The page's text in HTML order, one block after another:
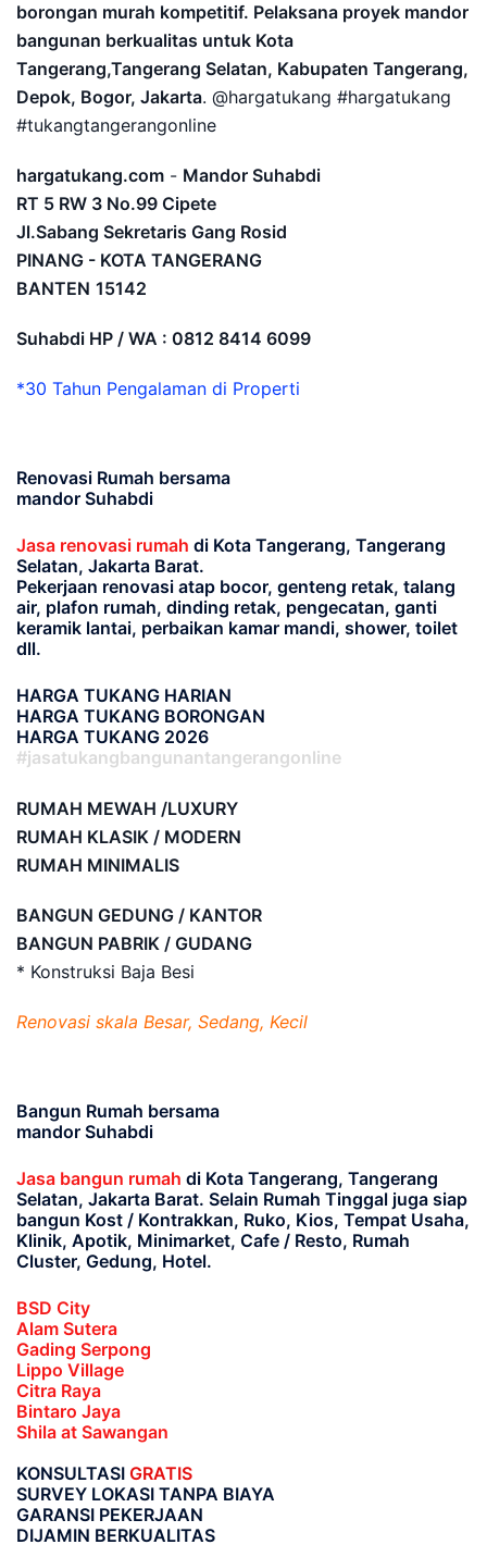
borongan murah kompetitif. Pelaksana proyek mandor
bangunan berkualitas untuk Kota
Tangerang,Tangerang Selatan, Kabupaten Tangerang,
Depok, Bogor, Jakarta. @hargatukang #hargatukang
#tukangtangerangonline
hargatukang.com - Mandor Suhabdi
RT 5 RW 3 No.99 Cipete
Jl.Sabang Sekretaris Gang Rosid
PINANG - KOTA TANGERANG
BANTEN 15142
Suhabdi HP / WA : 0812 8414 6099
*30 Tahun Pengalaman di Properti
Renovasi Rumah bersama
mandor Suhabdi
Jasa renovasi rumah di Kota Tangerang, Tangerang
Selatan, Jakarta Barat.
Pekerjaan renovasi atap bocor, genteng retak, talang
air, plafon rumah, dinding retak, pengecatan, ganti
keramik lantai, perbaikan kamar mandi, shower, toilet
dll.
HARGA TUKANG HARIAN
HARGA TUKANG BORONGAN
HARGA TUKANG 2026
#jasatukangbangunantangerangonline
RUMAH MEWAH /LUXURY
RUMAH KLASIK / MODERN
RUMAH MINIMALIS
BANGUN GEDUNG / KANTOR
BANGUN PABRIK / GUDANG
* Konstruksi Baja Besi
Renovasi skala Besar, Sedang, Kecil
Bangun Rumah bersama
mandor Suhabdi
Jasa bangun rumah di Kota Tangerang, Tangerang
Selatan, Jakarta Barat. Selain Rumah Tinggal juga siap
bangun Kost / Kontrakkan, Ruko, Kios, Tempat Usaha,
Klinik, Apotik, Minimarket, Cafe / Resto, Rumah
Cluster, Gedung, Hotel.
BSD City
Alam Sutera
Gading Serpong
Lippo Village
Citra Raya
Bintaro Jaya
Shila at Sawangan
KONSULTASI GRATIS
SURVEY LOKASI TANPA BIAYA
GARANSI PEKERJAAN
DIJAMIN BERKUALITAS